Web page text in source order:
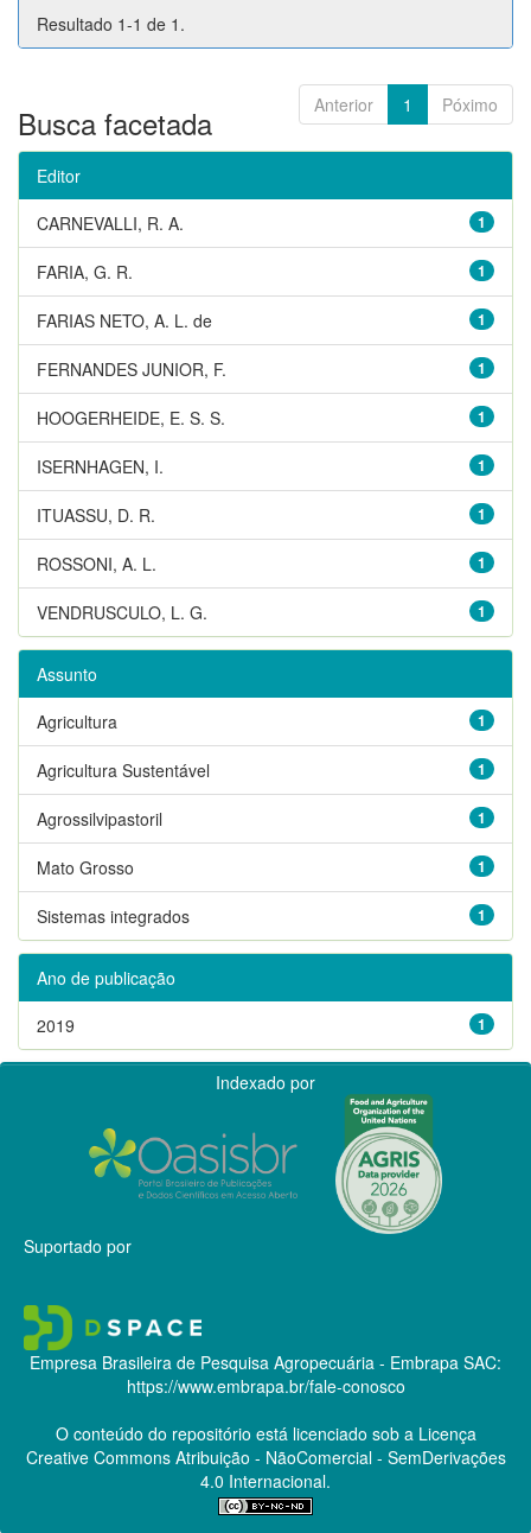
Resultado 1-1 de 1.
Anterior 1 Póximo
Busca facetada
Editor
1
CARNEVALLI, R. A.
1
FARIA, G. R.
1
FARIAS NETO, A. L. de
1
FERNANDES JUNIOR, F.
1
HOOGERHEIDE, E. S. S.
1
ISERNHAGEN, I.
1
ITUASSU, D. R.
1
ROSSONI, A. L.
1
VENDRUSCULO, L. G.
Assunto
1
Agricultura
1
Agricultura Sustentável
1
Agrossilvipastoril
1
Mato Grosso
1
Sistemas integrados
Ano de publicação
1
2019
Indexado por
Suportado por
Empresa Brasileira de Pesquisa Agropecuária - Embrapa SAC:
https://www.embrapa.br/fale-conosco
O conteúdo do repositório está licenciado sob a Licença
Creative CommonsAtribuição - NãoComercial - SemDerivações
4.0 Internacional.